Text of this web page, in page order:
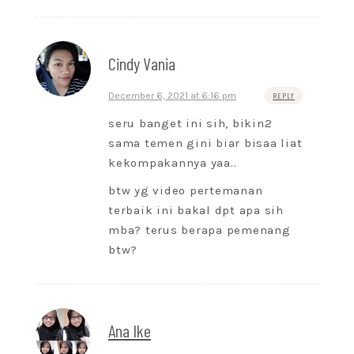
Cindy Vania
December 6, 2021 at 6:16 pm REPLY
seru banget ini sih, bikin2
sama temen gini biar bisaa liat
kekompakannya yaa..
btw yg video pertemanan
terbaik ini bakal dpt apa sih
mba? terus berapa pemenang
btw?
Ana Ike